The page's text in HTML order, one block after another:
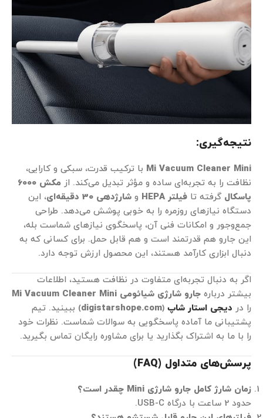
نتیجه‌گیری:
Mi Vacuum Cleaner Mini با ترکیب قدرت، سبکی و کارایی،
نظافت را به تجربه‌ای ساده و مؤثر تبدیل می‌کند. از
مکش 6000
پاسکال گرفته تا فیلتر HEPA و شارژدهی 30 دقیقه‌ای
، این
دستگاه نیازهای روزمره را به خوبی پوشش می‌دهد. طراحی
جمع‌وجور و امکانات فنی آن، پاسخگوی نیازهای شماست بله،
این جارو هم قدرتمند است و هم قابل حمل. برای کسانی که به
دنبال ابزاری کارآمد هستند، این محصول ارزش توجه دارد.
اگر به دنبال تجربه‌ای متفاوت در نظافت هستید، اطلاعات
بیشتر درباره جارو شارژی شیائومی Mi Vacuum Cleaner Mini
را در دیجی استار شاپ (
digistarshope.com) ببینید. تیم
پشتیبانی ما آماده پاسخگویی به سوالات شماست. نظرات خود
را با ما به اشتراک بگذارید یا برای مشاوره رایگان تماس بگیرید.
پرسش‌های متداول (FAQ
)
زمان شارژ کامل جارو شارژی
چقدر است؟
حدود 2 ساعت با درگاه USB-C.